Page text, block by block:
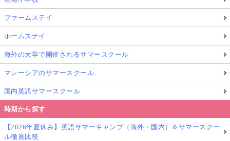
ファームステイ
ホームステイ
海外の大学で開催されるサマースクール
マレーシアのサマースクール
国内英語サマースクール
時期から探す
【2026年夏休み】英語サマーキャンプ（海外・国内）＆サマースクー
ル徹底比較